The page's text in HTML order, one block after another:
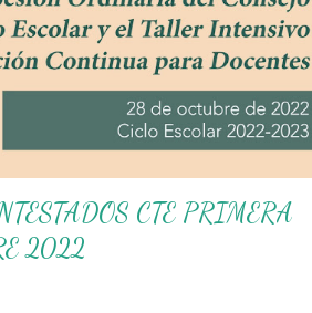
de WhatsApp y seguir a Salón
gran variedad de material
interesar: Marcos para el día del
por el día del padre Blog Mi salón de
CTE PRIMERA
2022